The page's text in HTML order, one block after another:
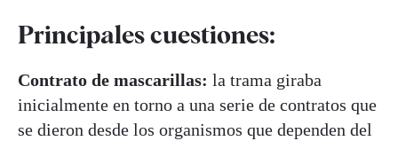
Principales cuestiones:
Contrato de mascarillas: la trama giraba
inicialmente en torno a una serie de contratos que
se dieron desde los organismos que dependen del